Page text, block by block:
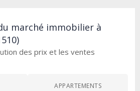
marché immobilier à
des prix et les ventes
APPARTEMENTS